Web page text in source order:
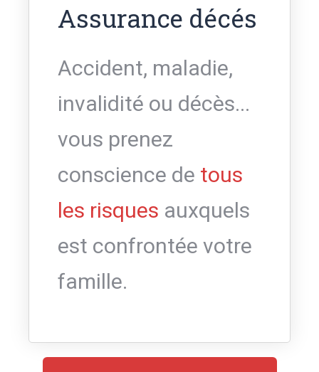
Assurance décés
Accident, maladie,
invalidité ou décès...
vous prenez
conscience de tous
les risques auxquels
est confrontée votre
famille.